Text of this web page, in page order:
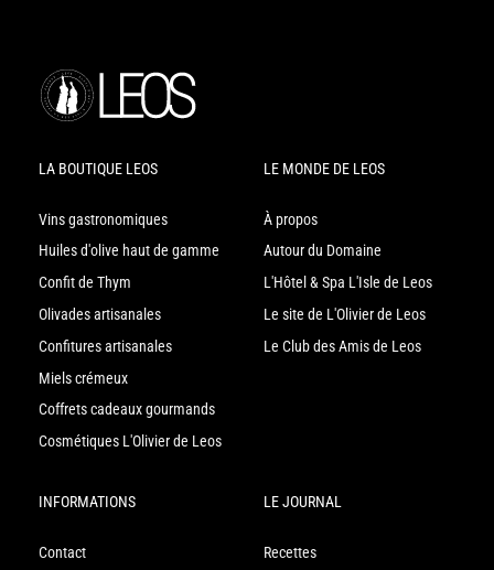
LA BOUTIQUE LEOS
Vins gastronomiques
Huiles d'olive haut de gamme
Confit de Thym
Olivades artisanales
Confitures artisanales
Miels crémeux
Coffrets cadeaux gourmands
Cosmétiques L'Olivier de Leos
LE MONDE DE LEOS
À propos
Autour du Domaine
L'Hôtel & Spa L'Isle de Leos
Le site de L'Olivier de Leos
Le Club des Amis de Leos
INFORMATIONS
Contact
LE JOURNAL
Recettes